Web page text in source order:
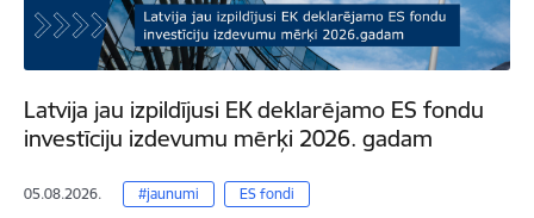
Latvija jau izpildījusi EK deklarējamo ES fondu
investīciju izdevumu mērķi 2026. gadam
05.08.2026. #jaunumi ES fondi